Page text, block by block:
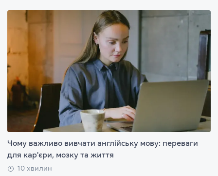
Чому важливо вивчати англійську мову: переваги
для кар'єри, мозку та життя
10 хвилин